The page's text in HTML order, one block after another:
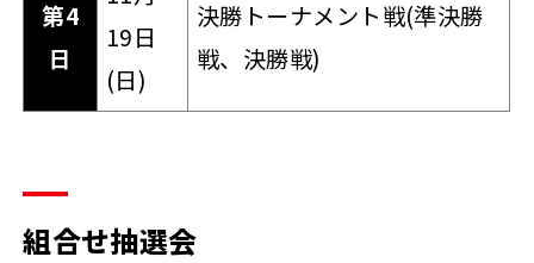
第4
日
19日
(日)
決勝トーナメント戦(準決勝
戦、決勝戦)
組合せ抽選会